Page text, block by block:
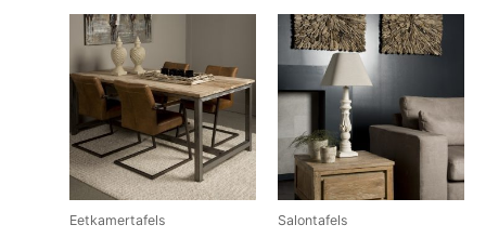
Eetkamertafels Salontafels